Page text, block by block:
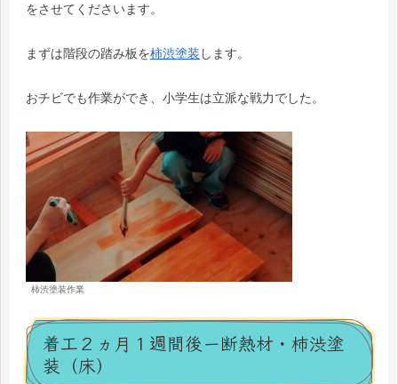
をさせてくださいます。
まずは階段の踏み板を柿渋塗装 します。
おチビでも作業ができ、小学生は立派な戦力でした。
柿渋塗装作業
着工２ヵ月１週間後ー断熱材・柿渋塗
装（床）